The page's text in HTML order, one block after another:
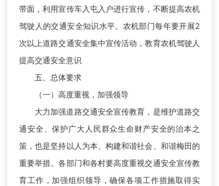
带面，利用宣传车入屯入户进行宣传，不断提高农机
驾驶人的交通安全知识水平。农机部门每年要开展2
次以上道路交通安全集中宣传活动，教育农机驾驶人
提高交通安全意识
五、总体要求
（一）高度重视，加强领导
大力加强道路交通安全宣传教育，是维护道路交
通安全、保护广大人民群众生命财产安全的治本之
策，也是坚持以人为本、构建和谐社会、和谐梅田的
重要举措。各部门和各村要高度重视交通安全宣传教
育工作，加强组织领导，确保各项工作措施取得实